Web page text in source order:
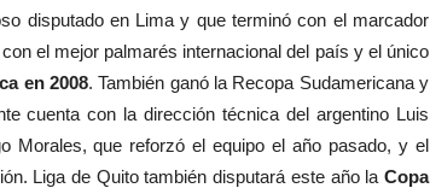
disputado en Lima y que terminó con el marcador
el mejor palmarés internacional del país y el único
en 2008. También ganó la Recopa Sudamericana y
cuenta con la dirección técnica del argentino Luis
Morales, que reforzó el equipo el año pasado, y el
Liga de Quito también disputará este año la Copa